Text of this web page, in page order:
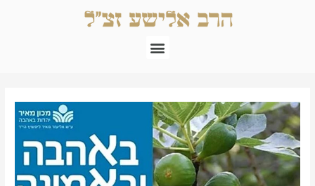
תפריט